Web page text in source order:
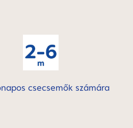
csecsemők számára